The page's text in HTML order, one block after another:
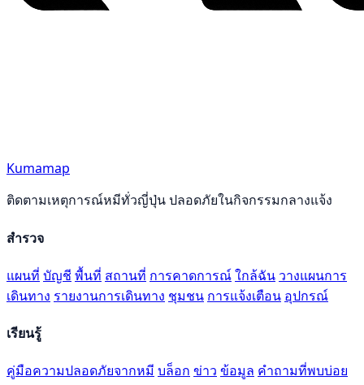
Kumamap
ติดตามเหตุการณ์หมีทั่วญี่ปุ่น ปลอดภัยในกิจกรรมกลางแจ้ง
สำรวจ
แผนที่ บัญชี พื้นที่ สถานที่ การคาดการณ์ใกล้ฉัน วางแผนการ
เดินทาง รายงานการเดินทาง ชุมชน การแจ้งเตือน อุปกรณ์
เรียนรู้
คู่มือความปลอดภัยจากหมี บล็อก ข่าว ข้อมูล คำถามที่พบบ่อย